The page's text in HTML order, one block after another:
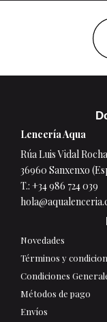
Lencería Aqua
Rúa Luis Vidal
36960 Sanxenxo
T.: +34 986 724 039
Novedades
Términos y
Condiciones
Métodos de pago
Envíos